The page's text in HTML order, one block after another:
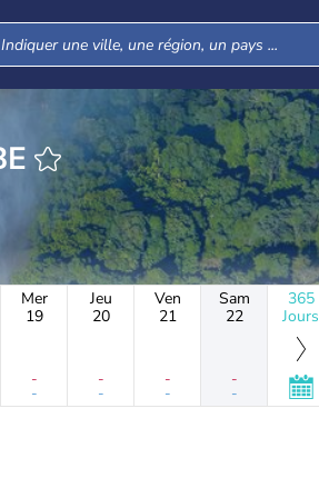
Mer
19
-
-
Jeu
20
-
-
Ven
21
-
-
Sam
22
-
-
365
Jours